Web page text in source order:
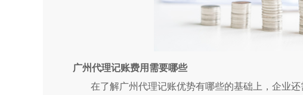
广州代理记账费用需要哪些
在了解广州代理记账优势有哪些的基础上，企业